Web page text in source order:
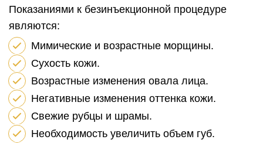
Показаниями к безинъекционной процедуре
являются:
Мимические и возрастные морщины.
Сухость кожи.
Возрастные изменения овала лица.
Негативные изменения оттенка кожи.
Свежие рубцы и шрамы.
Необходимость увеличить объем губ.